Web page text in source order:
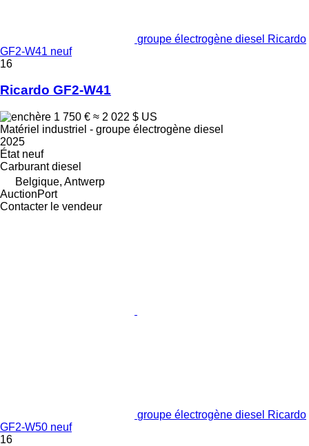
groupe électrogène diesel Ricardo
GF2-W41 neuf
16
Ricardo GF2-W41
1 750 € ≈ 2 022 $ US
Matériel industriel - groupe électrogène diesel
2025
Étatneuf
Carburant diesel
Belgique, Antwerp
AuctionPort
Contacter le vendeur
groupe électrogène diesel Ricardo
GF2-W50 neuf
16